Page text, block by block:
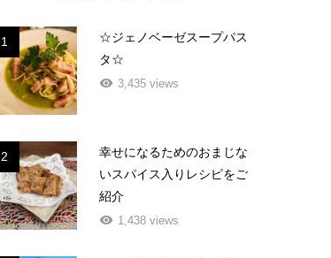
1
☆ジェノベーゼスープパス
タ☆
3,435 views
2
幸せになるためのおまじな
いスパイス入りレシピをご
紹介
1,438 views